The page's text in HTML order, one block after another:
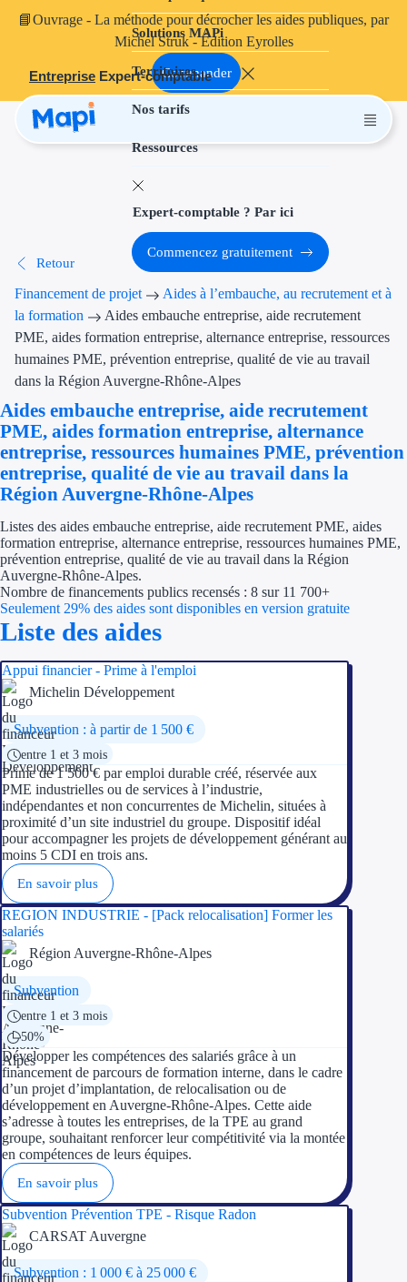
📘Ouvrage - La méthode pour décrocher les aides publiques, par
Michel Struk - Édition Eyrolles
Commander
Entreprise Expert-comptable
Solutions MAPi
Territoires
Nos tarifs
Ressources
Projets finançables
Aides à
Aides
Thématiques
Financement
Transition
Aides RSE
Création
Cession
Aides
Concours
Prêts publics
Prêt
Expert-comptable ? Par ici
Commencez gratuitement
Retour
Financement de projet
Aides à l’embauche, au recrutement et à
la formation
Aides embauche entreprise, aide recrutement
PME, aides formation entreprise, alternance entreprise, ressources
humaines PME, prévention entreprise, qualité de vie au travail
dans la Région Auvergne-Rhône-Alpes
Aides embauche entreprise, aide recrutement
PME, aides formation entreprise, alternance
entreprise, ressources humaines PME, prévention
entreprise, qualité de vie au travail dans la
Région Auvergne-Rhône-Alpes
Listes des aides embauche entreprise, aide recrutement PME, aides
formation entreprise, alternance entreprise, ressources humaines PME,
prévention entreprise, qualité de vie au travail dans la Région
Auvergne-Rhône-Alpes.
Nombre de financements publics recensés : 8 sur 11 700+
Seulement 29% des aides sont disponibles en version gratuite
Liste des aides
Appui financier - Prime à l'emploi
Michelin Développement
Subvention : à partir de 1 500 €
entre 1 et 3 mois
Prime de 1 500 € par emploi durable créé, réservée aux
PME industrielles ou de services à l’industrie,
indépendantes et non concurrentes de Michelin, situées à
proximité d’un site industriel du groupe. Dispositif idéal
pour accompagner les projets de développement générant au
moins 5 CDI en trois ans.
En savoir plus
REGION INDUSTRIE - [Pack relocalisation] Former les
salariés
Région Auvergne-Rhône-Alpes
Subvention
entre 1 et 3 mois
50%
Développer les compétences des salariés grâce à un
financement de parcours de formation interne, dans le cadre
d’un projet d’implantation, de relocalisation ou de
développement en Auvergne-Rhône-Alpes. Cette aide
s’adresse à toutes les entreprises, de la TPE au grand
groupe, souhaitant renforcer leur compétitivité via la montée
en compétences de leurs équipes.
En savoir plus
Subvention Prévention TPE - Risque Radon
CARSAT Auvergne
Subvention : 1 000 € à 25 000 €